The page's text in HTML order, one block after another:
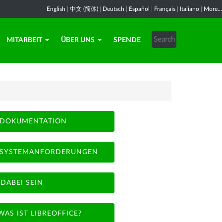
English 中文 (简体) Deutsch Español Français Italiano More...
MITARBEIT ÜBER UNS SPENDE
DOKUMENTATION
SYSTEMANFORDERUNGEN
DABEI SEIN
IST LIBREOFFICE?